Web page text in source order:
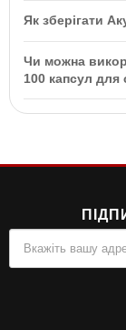
Як зберігати
сухому місці,
Чи можна
100 капсул для